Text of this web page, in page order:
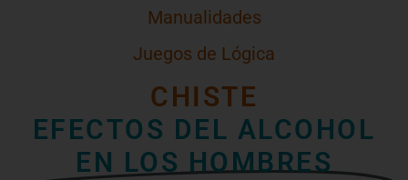
Manualidades
Juegos de Lógica
CHISTE
EFECTOS DEL ALCOHOL
EN LOS HOMBRES